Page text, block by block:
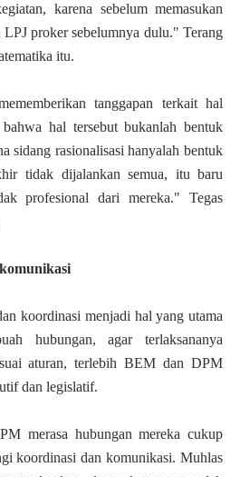
karena sebelum memasukan
LPJ proker sebelumnya dulu." Terang
itu.
tanggapan terkait hal
hal tersebut bukanlah bentuk
sidang rasionalisasi hanyalah bentuk
tidak dijalankan semua, itu baru
profesional dari mereka." Tegas
koordinasi menjadi hal yang utama
hubungan, agar terlaksananya
aturan, terlebih BEM dan DPM
dan legislatif.
merasa hubungan mereka cukup
koordinasi dan komunikasi. Muhlas